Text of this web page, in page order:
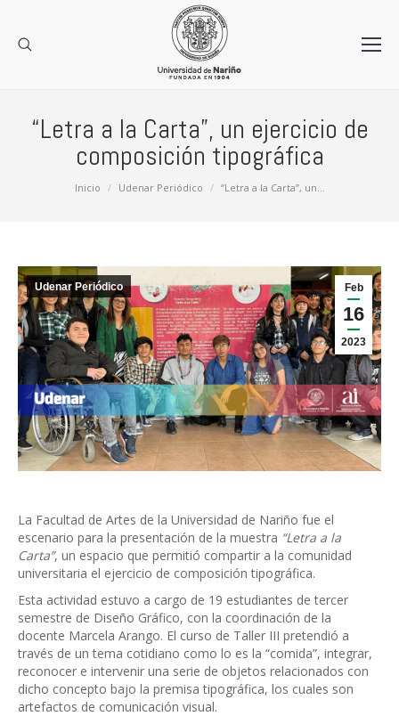
“Letra a la Carta”, un ejercicio de
composición tipográfica
Estás aquí:Inicio Udenar Periódico “Letra a la Carta”, un…
Feb
16
2023
Udenar Periódico
La Facultad de Artes de la Universidad de Nariño fue el
escenario para la presentación de la muestra “Letra a la
Carta”, un espacio que permitió compartir a la comunidad
universitaria el ejercicio de composición tipográfica.
Esta actividad estuvo a cargo de 19 estudiantes de tercer
semestre de Diseño Gráfico, con la coordinación de la
docente Marcela Arango. El curso de Taller III pretendió a
través de un tema cotidiano como lo es la “comida”, integrar,
reconocer e intervenir una serie de objetos relacionados con
dicho concepto bajo la premisa tipográfica, los cuales son
artefactos de comunicación visual.